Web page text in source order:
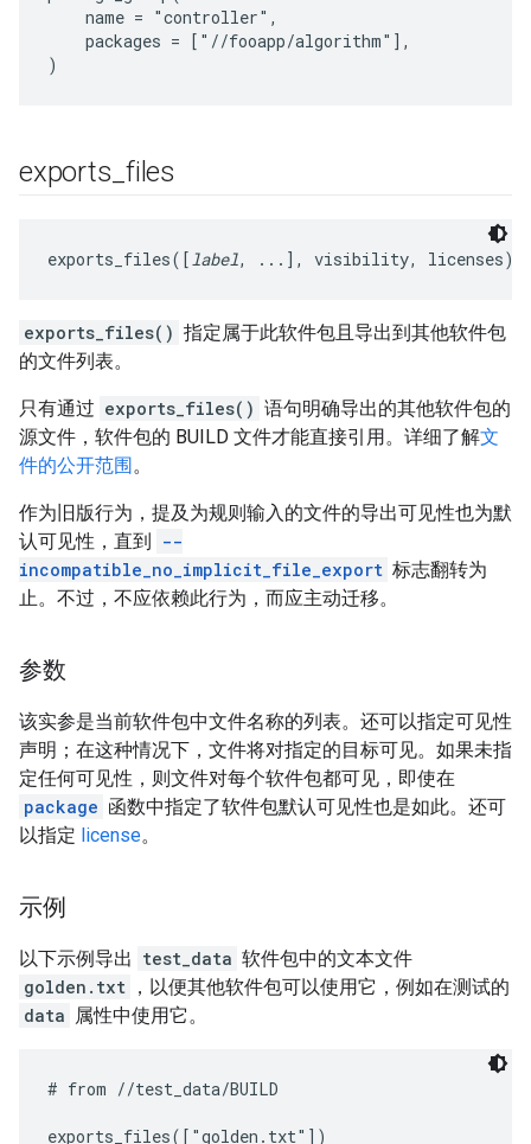
    name = "controller",
    packages = ["//fooapp/algorithm"],
exports _files
exports_files([label, ...], visibility, licenses)
exports_files() 指定属于此软件包且导出到其他软件包
的文件列表。
只有通过 exports_files() 语句明确导出的其他软件包的
源文件，软件包的 BUILD 文件才能直接引用。详细了解文
件的公开范围。
作为旧版行为，提及为规则输入的文件的导出可见性也为默
认可见性，直到 --
incompatible_no_implicit_file_export 标志翻转为
止。不过，不应依赖此行为，而应主动迁移。
参数
该实参是当前软件包中文件名称的列表。还可以指定可见性
声明；在这种情况下，文件将对指定的目标可见。如果未指
定任何可见性，则文件对每个软件包都可见，即使在
package 函数中指定了软件包默认可见性也是如此。还可
以指定 license。
示例
以下示例导出 test_data 软件包中的文本文件
golden.txt ，以便其他软件包可以使用它，例如在测试的
data 属性中使用它。
# from //test_data/BUILD